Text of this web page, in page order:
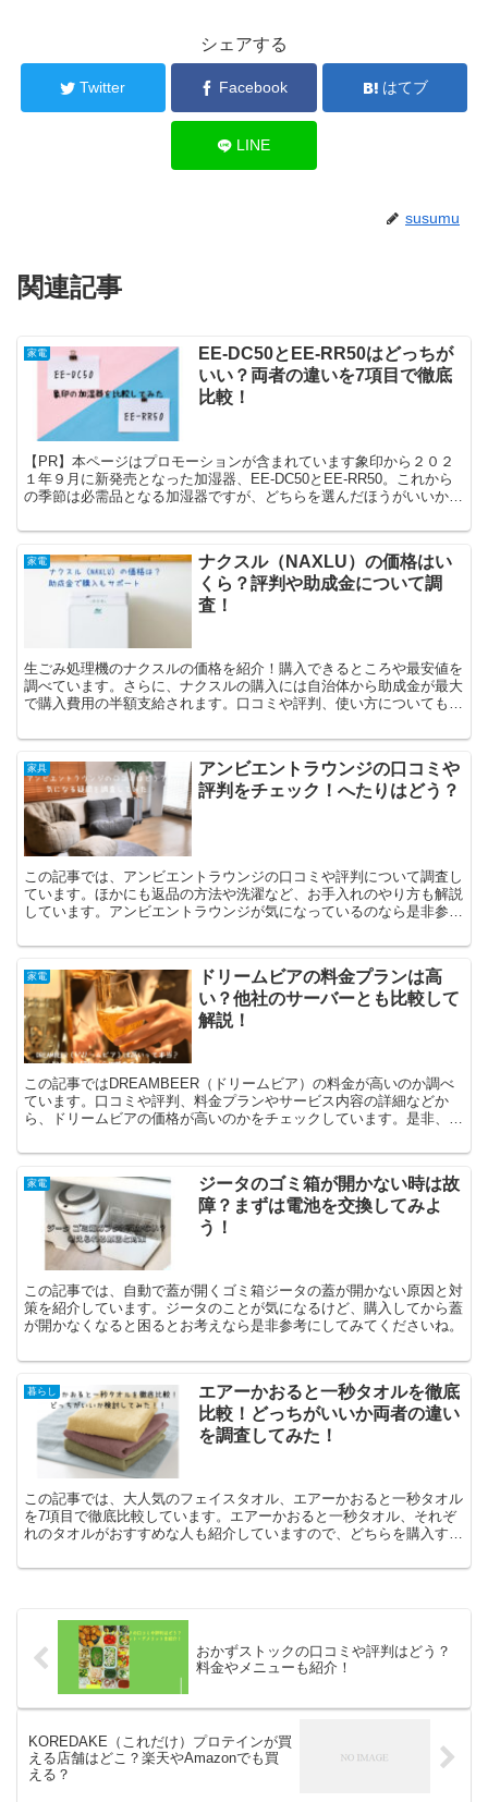
シェアする
Twitter Facebook はてブ
LINE
susumu
関連記事
家電
EE-DC50とEE-RR50はどっちが
いい？両者の違いを7項目で徹底
比較！
【PR】本ページはプロモーションが含まれています象印から２０２
１年９月に新発売となった加湿器、EE-DC50とEE-RR50。これから
の季節は必需品となる加湿器ですが、どちらを選んだほうがいいか迷
家電
ナクスル（NAXLU）の価格はい
くら？評判や助成金について調
査！
生ごみ処理機のナクスルの価格を紹介！購入できるところや最安値を
調べています。さらに、ナクスルの購入には自治体から助成金が最大
で購入費用の半額支給されます。口コミや評判、使い方についても調
家具
アンビエントラウンジの口コミや
評判をチェック！へたりはどう？
この記事では、アンビエントラウンジの口コミや評判について調査し
ています。ほかにも返品の方法や洗濯など、お手入れのやり方も解説
しています。アンビエントラウンジが気になっているのなら是非参考
家電
ドリームビアの料金プランは高
い？他社のサーバーとも比較して
解説！
この記事ではDREAMBEER（ドリームビア）の料金が高いのか調べ
ています。口コミや評判、料金プランやサービス内容の詳細などか
ら、ドリームビアの価格が高いのかをチェックしています。是非、購
家電
ジータのゴミ箱が開かない時は故
障？まずは電池を交換してみよ
う！
この記事では、自動で蓋が開くゴミ箱ジータの蓋が開かない原因と対
策を紹介しています。ジータのことが気になるけど、購入してから蓋
が開かなくなると困るとお考えなら是非参考にしてみてくださいね。
暮らし
エアーかおると一秒タオルを徹底
比較！どっちがいいか両者の違い
を調査してみた！
この記事では、大人気のフェイスタオル、エアーかおると一秒タオル
を7項目で徹底比較しています。エアーかおると一秒タオル、それぞ
れのタオルがおすすめな人も紹介していますので、どちらを購入する
おかずストックの口コミや評判はどう？
料金やメニューも紹介！
KOREDAKE（これだけ）プロテインが買
える店舗はどこ？楽天やAmazonでも買
える？